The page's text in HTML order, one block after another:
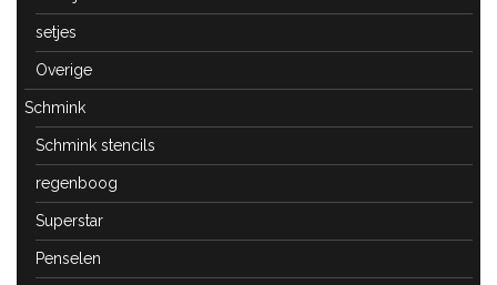
setjes
Overige
Schmink
Schmink stencils
regenboog
Superstar
Penselen